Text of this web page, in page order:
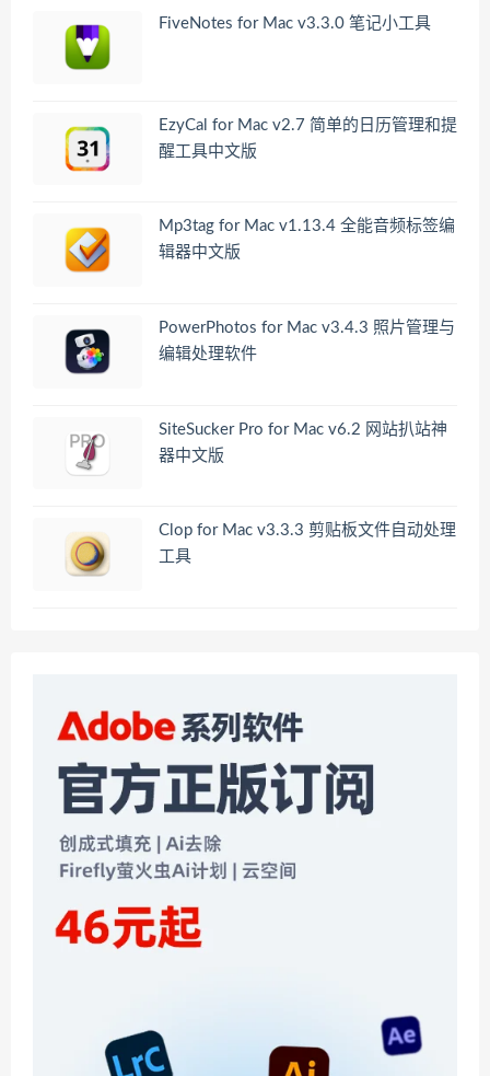
FiveNotes for Mac v3.3.0 笔记小工具
EzyCal for Mac v2.7 简单的日历管理和提
醒工具中文版
Mp3tag for Mac v1.13.4 全能音频标签编
辑器中文版
PowerPhotos for Mac v3.4.3 照片管理与
编辑处理软件
SiteSucker Pro for Mac v6.2 网站扒站神
器中文版
Clop for Mac v3.3.3 剪贴板文件自动处理
工具